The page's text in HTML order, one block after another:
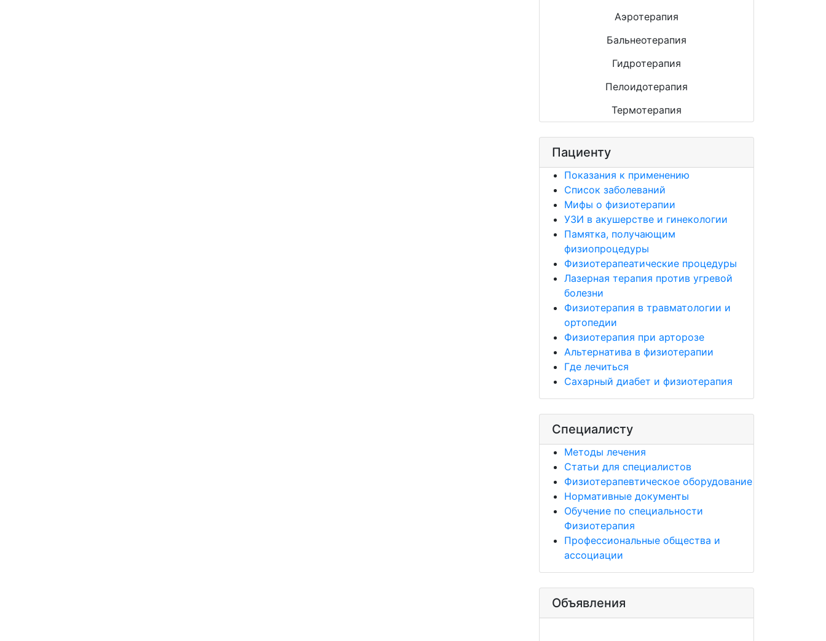
Аэротерапия
Бальнеотерапия
Гидротерапия
Пелоидотерапия
Термотерапия
Пациенту
Показания к применению
Список заболеваний
Мифы о физиотерапии
УЗИ в акушерстве и гинекологии
Памятка, получающим
физиопроцедуры
Физиотерапеатические процедуры
Лазерная терапия против угревой
болезни
Физиотерапия в травматологии и
ортопедии
Физиотерапия при арторозе
Альтернатива в физиотерапии
Где лечиться
Сахарный диабет и физиотерапия
Специалисту
Методы лечения
Статьи для специалистов
Физиотерапевтическое оборудование
Нормативные документы
Обучение по специальности
Физиотерапия
Профессиональные общества и
ассоциации
Объявления